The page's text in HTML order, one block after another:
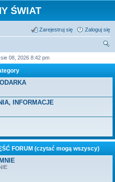
ŚWIAT
Zaloguj się
Zarejestruj się
08, 2026 8:42 pm
INFORMACJE
FORUM (czytać mogą wszyscy)